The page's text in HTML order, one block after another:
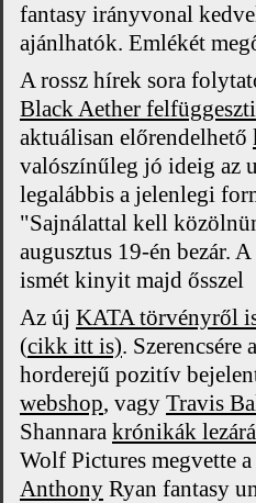
fantasy irányvonal
ajánlhatók. Emlékét
A rossz hírek sora
Black Aether
aktuálisan előrendelhető
valószínűleg jó ideig az
legalábbis a jelenlegi
"Sajnálattal kell
augusztus 19-én bezár.
ismét kinyit majd ősszel
Az új KATA törvényről
(cikk itt is). Szerencsére
horderejű pozitív
webshop, vagy Travis
Shannara krónikák
Wolf Pictures megvette
Anthony Ryan fantasy